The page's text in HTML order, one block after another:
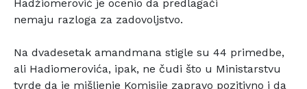
Hadžiomerović je ocenio da predlagači
nemaju razloga za zadovoljstvo.
Na dvadesetak amandmana stigle su 44 primedbe,
ali Hadiomerovića, ipak, ne čudi što u Ministarstvu
tvrde da je mišljenje Komisije zapravo pozitivno i da